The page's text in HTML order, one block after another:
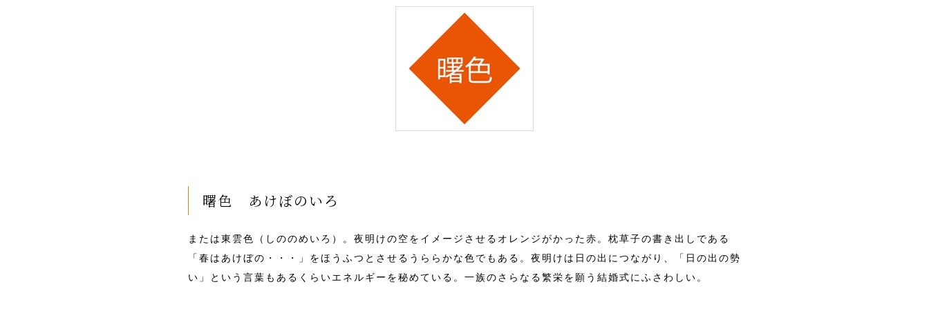
曙色 あけぼのいろ
または東雲色（しののめいろ）。夜明けの空をイメージさせるオレンジがかった赤。枕草子の書き出しである
「春はあけぼの・・・」をほうふつとさせるうららかな色でもある。夜明けは日の出につながり、「日の出の勢
い」という言葉もあるくらいエネルギーを秘めている。一族のさらなる繁栄を願う結婚式にふさわしい。